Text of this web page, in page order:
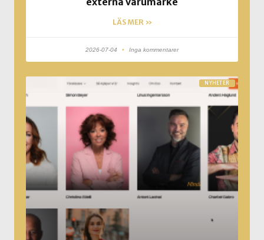
LÄS MER »
2026-07-04 Inga kommentarer
NYHETER